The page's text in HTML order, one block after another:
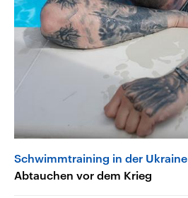
Schwimmtraining in der Ukraine
Abtauchen vor dem Krieg